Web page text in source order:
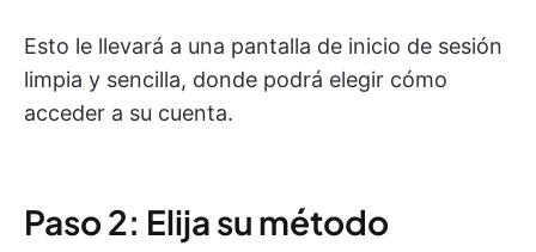
Esto le llevará a una pantalla de inicio de sesión
limpia y sencilla, donde podrá elegir cómo
acceder a su cuenta.
Paso 2: Elija su método